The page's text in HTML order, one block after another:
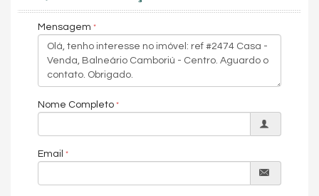
Mensagem
Nome Completo
Email